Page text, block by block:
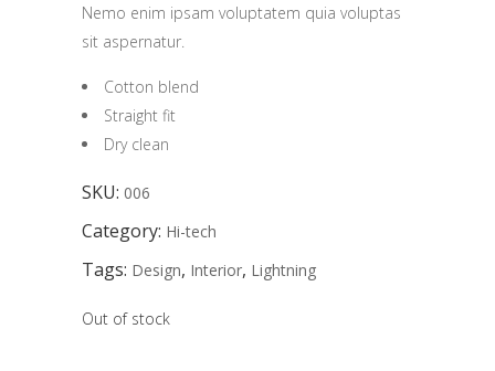
Nemo enim ipsam voluptatem quia voluptas
sit aspernatur.
Cotton blend
Straight fit
Dry clean
SKU: 006
Category: Hi-tech
Tags: Design, Interior, Lightning
Out of stock